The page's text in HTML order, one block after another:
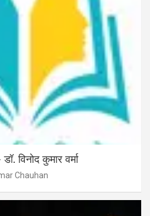
विनोद कुमार वर्मा
Chauhan